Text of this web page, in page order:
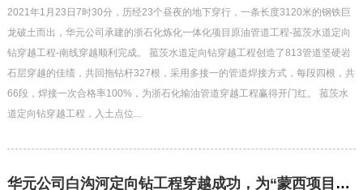
2021年1月23日7时30分，历经23个昼夜的地下穿行，一条长度3120米的钢铁巨
龙破土而出，华元公司承建的浙石化炼化一体化项目原油管道工程-菰茨水道定向
钻穿越工程-南线穿越顺利完成。 菰茨水道定向钻穿越工程创造了813管道坚硬岩
石层穿越的佳绩，共回拖钻杆327根，采用多接一的管道焊接方式，每段四根，共
66段，焊接一次合格率100%，为浙石化输油管道穿越工程赢得开门红。 菰茨水
道定向钻穿越工程，入土点位...
华元公司白沟河定向钻工程穿越成功，为“蒙西项目”赢得开门红